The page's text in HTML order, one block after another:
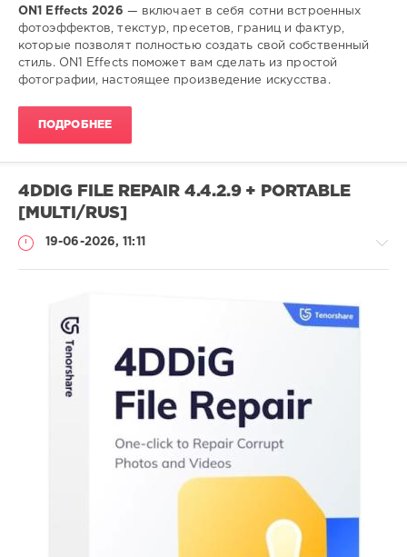
ON1 Effects 2026 — включает в себя сотни встроенных
фотоэффектов, текстур, пресетов, границ и фактур,
которые позволят полностью создать свой собственный
стиль. ON1 Effects поможет вам сделать из простой
фотографии, настоящее произведение искусства.
ПОДРОБНЕЕ
4DDIG FILE REPAIR 4.4.2.9 + PORTABLE
[MULTI/RUS]
19-06-2026, 11:11
Софт
SamDel
восстановление ,
повреждённого,